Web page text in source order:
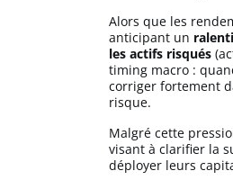
Alors que les
anticipant un
les actifs risqués
timing macro :
corriger fortement
risque.
Malgré cette
visant à clarifier la
déployer leurs